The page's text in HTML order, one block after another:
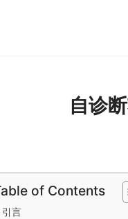
自诊
of Contents
引言